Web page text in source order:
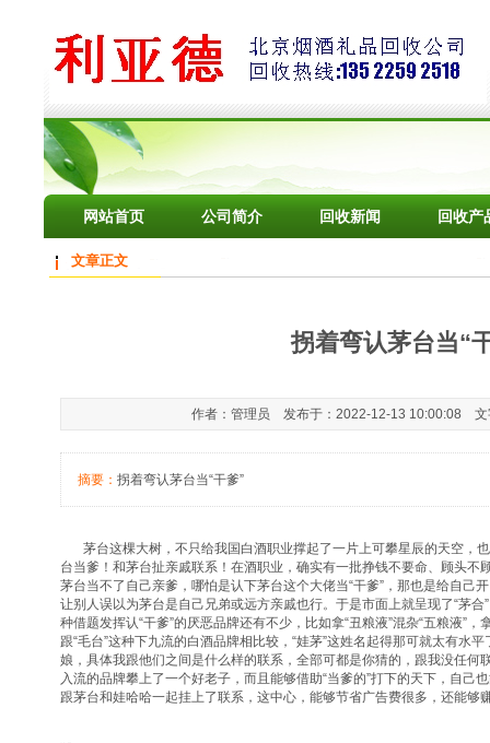
网站首页 公司简介 回收新闻 回收产
文章正文
拐着弯认茅台当“
作者：管理员 发布于：2022-12-13 10:00:08 文
摘要： 拐着弯认茅台当“干爹”
茅台这棵大树，不只给我国白酒职业撑起了一片上可攀星辰的天空，
台当爹！和茅台扯亲戚联系！在酒职业，确实有一批挣钱不要命、顾头不
茅台当不了自己亲爹，哪怕是认下茅台这个大佬当“干爹”，那也是给自己
让别人误以为茅台是自己兄弟或远方亲戚也行。于是市面上就呈现了“茅合
种借题发挥认“干爹”的厌恶品牌还有不少，比如拿“丑粮液”混杂“五粮液”，
跟“毛台”这种下九流的白酒品牌相比较，“娃茅”这姓名起得那可就太有
娘，具体我跟他们之间是什么样的联系，全部可都是你猜的，跟我没任何
入流的品牌攀上了一个好老子，而且能够借助“当爹的”打下的天下，自己
跟茅台和娃哈哈一起挂上了联系，这中心，能够节省广告费很多，还能够